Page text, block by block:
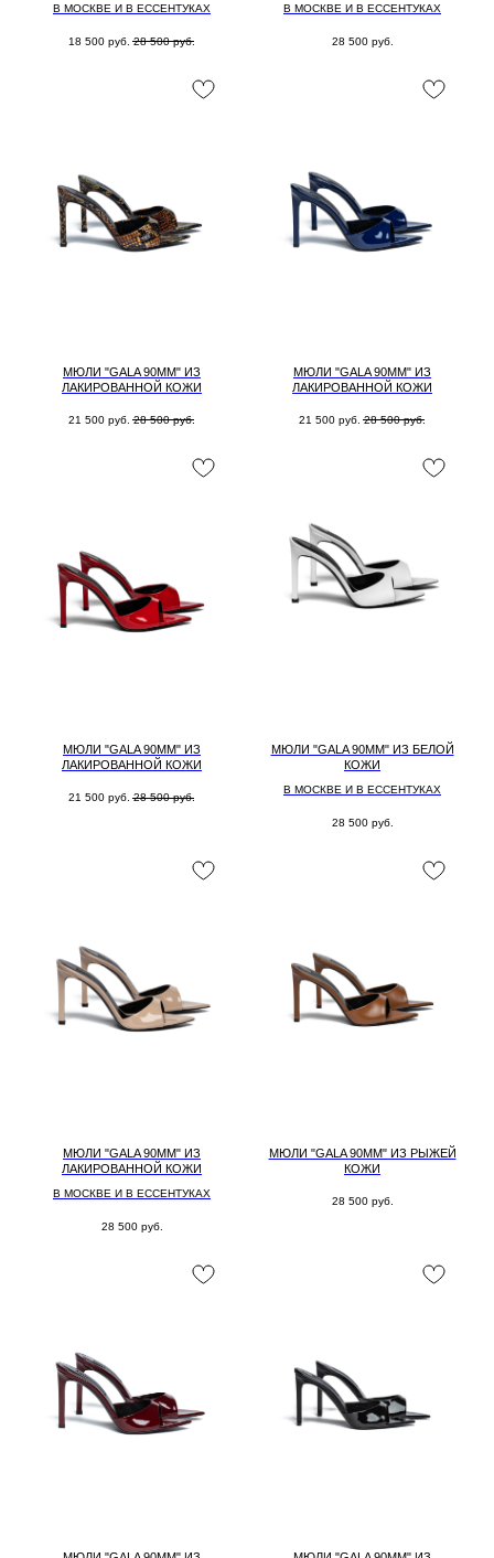
В МОСКВЕ И В ЕССЕНТУКАХ
18 500 руб. 28 500 руб.
В МОСКВЕ И В ЕССЕНТУКАХ
28 500 руб.
МЮЛИ "GALA 90MM" ИЗ
ЛАКИРОВАННОЙ КОЖИ
21 500 руб. 28 500 руб.
МЮЛИ "GALA 90MM" ИЗ
ЛАКИРОВАННОЙ КОЖИ
21 500 руб. 28 500 руб.
МЮЛИ "GALA 90MM" ИЗ
ЛАКИРОВАННОЙ КОЖИ
21 500 руб. 28 500 руб.
МЮЛИ "GALA 90MM" ИЗ БЕЛОЙ
КОЖИ
В МОСКВЕ И В ЕССЕНТУКАХ
28 500 руб.
МЮЛИ "GALA 90MM" ИЗ
ЛАКИРОВАННОЙ КОЖИ
В МОСКВЕ И В ЕССЕНТУКАХ
28 500 руб.
МЮЛИ "GALA 90MM" ИЗ РЫЖЕЙ
КОЖИ
28 500 руб.